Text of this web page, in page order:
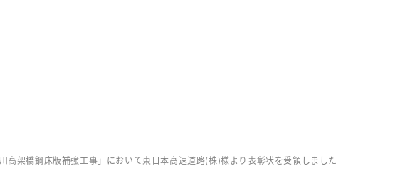
高架橋鋼床版補強工事」において東日本高速道路(株)様より表彰状を受領しました